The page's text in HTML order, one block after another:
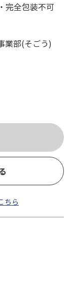
全包装不可
部(そごう)
ちら